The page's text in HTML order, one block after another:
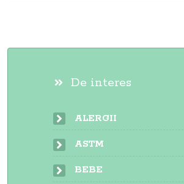
De interes
ALERGII
ASTM
BEBE